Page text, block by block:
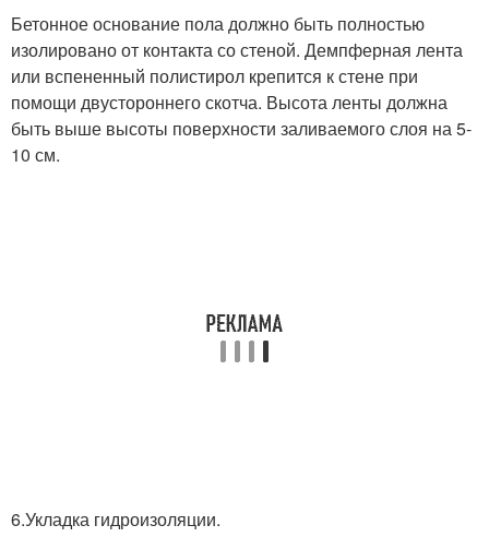
Бетонное основание пола должно быть полностью
изолировано от контакта со стеной. Демпферная лента
или вспененный полистирол крепится к стене при
помощи двустороннего скотча. Высота ленты должна
быть выше высоты поверхности заливаемого слоя на 5-
10 см.
6.Укладка гидроизоляции.